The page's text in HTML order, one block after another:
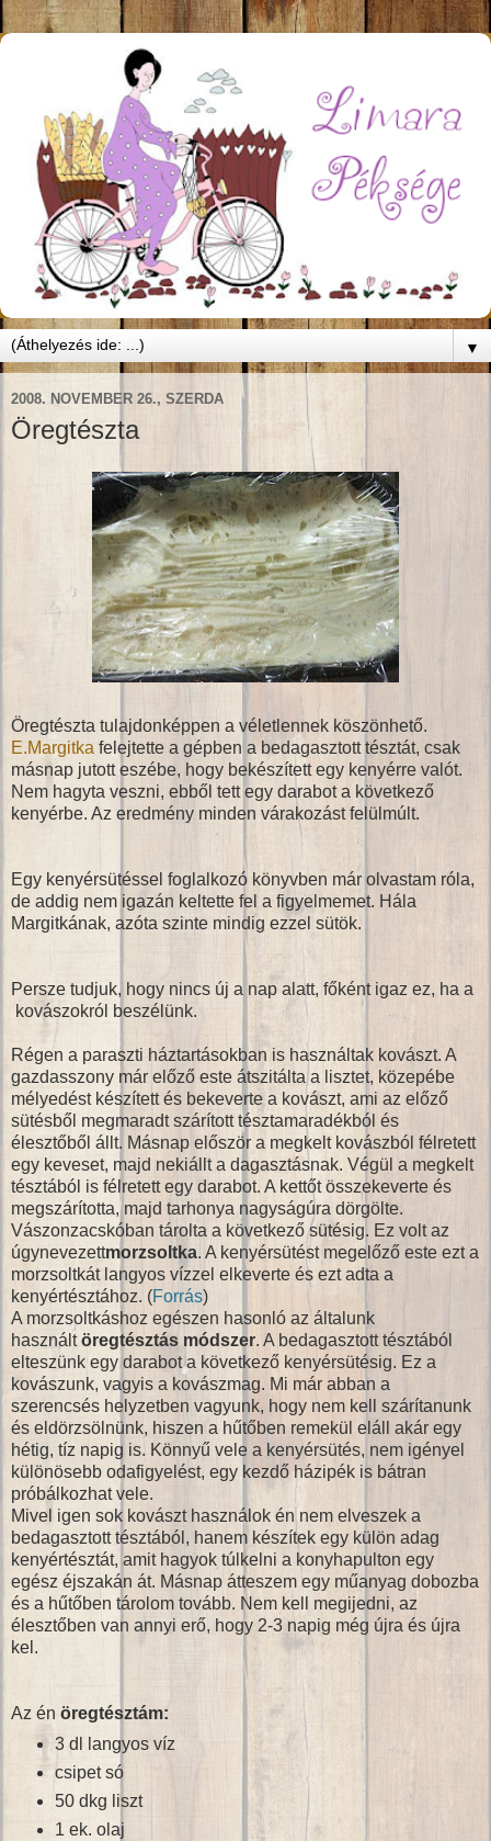
▼
2008. NOVEMBER 26., SZERDA
Öregtészta
Öregtészta tulajdonképpen a véletlennek köszönhető.
E.Margitka felejtette a gépben a bedagasztott tésztát, csak
másnap jutott eszébe, hogy bekészített egy kenyérre valót.
Nem hagyta veszni, ebből tett egy darabot a következő
kenyérbe. Az eredmény minden várakozást felülmúlt.
Egy kenyérsütéssel foglalkozó könyvben már olvastam róla,
de addig nem igazán keltette fel a figyelmemet. Hála
Margitkának, azóta szinte mindig ezzel sütök.
Persze tudjuk, hogy nincs új a nap alatt, főként igaz ez, ha a
kovászokról beszélünk.
Régen a paraszti háztartásokban is használtak kovászt. A
gazdasszony már előző este átszitálta a lisztet, közepébe
mélyedést készített és bekeverte a kovászt, ami az előző
sütésből megmaradt szárított tésztamaradékból és
élesztőből állt. Másnap először a megkelt kovászból félretett
egy keveset, majd nekiállt a dagasztásnak. Végül a megkelt
tésztából is félretett egy darabot. A kettőt összekeverte és
megszárította, majd tarhonya nagyságúra dörgölte.
Vászonzacskóban tárolta a következő sütésig. Ez volt az
úgynevezettmorzsoltka. A kenyérsütést megelőző este ezt a
morzsoltkát langyos vízzel elkeverte és ezt adta a
kenyértésztához. (Forrás)
A morzsoltkáshoz egészen hasonló az általunk
használtöregtésztás módszer. A bedagasztott tésztából
elteszünk egy darabot a következő kenyérsütésig. Ez a
kovászunk, vagyis a kovászmag. Mi már abban a
szerencsés helyzetben vagyunk, hogy nem kell szárítanunk
és eldörzsölnünk, hiszen a hűtőben remekül eláll akár egy
hétig, tíz napig is. Könnyű vele a kenyérsütés, nem igényel
különösebb odafigyelést, egy kezdő házipék is bátran
próbálkozhat vele.
Mivel igen sok kovászt használok én nem elveszek a
bedagasztott tésztából, hanem készítek egy külön adag
kenyértésztát, amit hagyok túlkelni a konyhapulton egy
egész éjszakán át. Másnap átteszem egy műanyag dobozba
és a hűtőben tárolom tovább. Nem kell megijedni, az
élesztőben van annyi erő, hogy 2-3 napig még újra és újra
kel.
Az én öregtésztám:
3 dl langyos víz
csipet só
50 dkg liszt
1 ek. olaj